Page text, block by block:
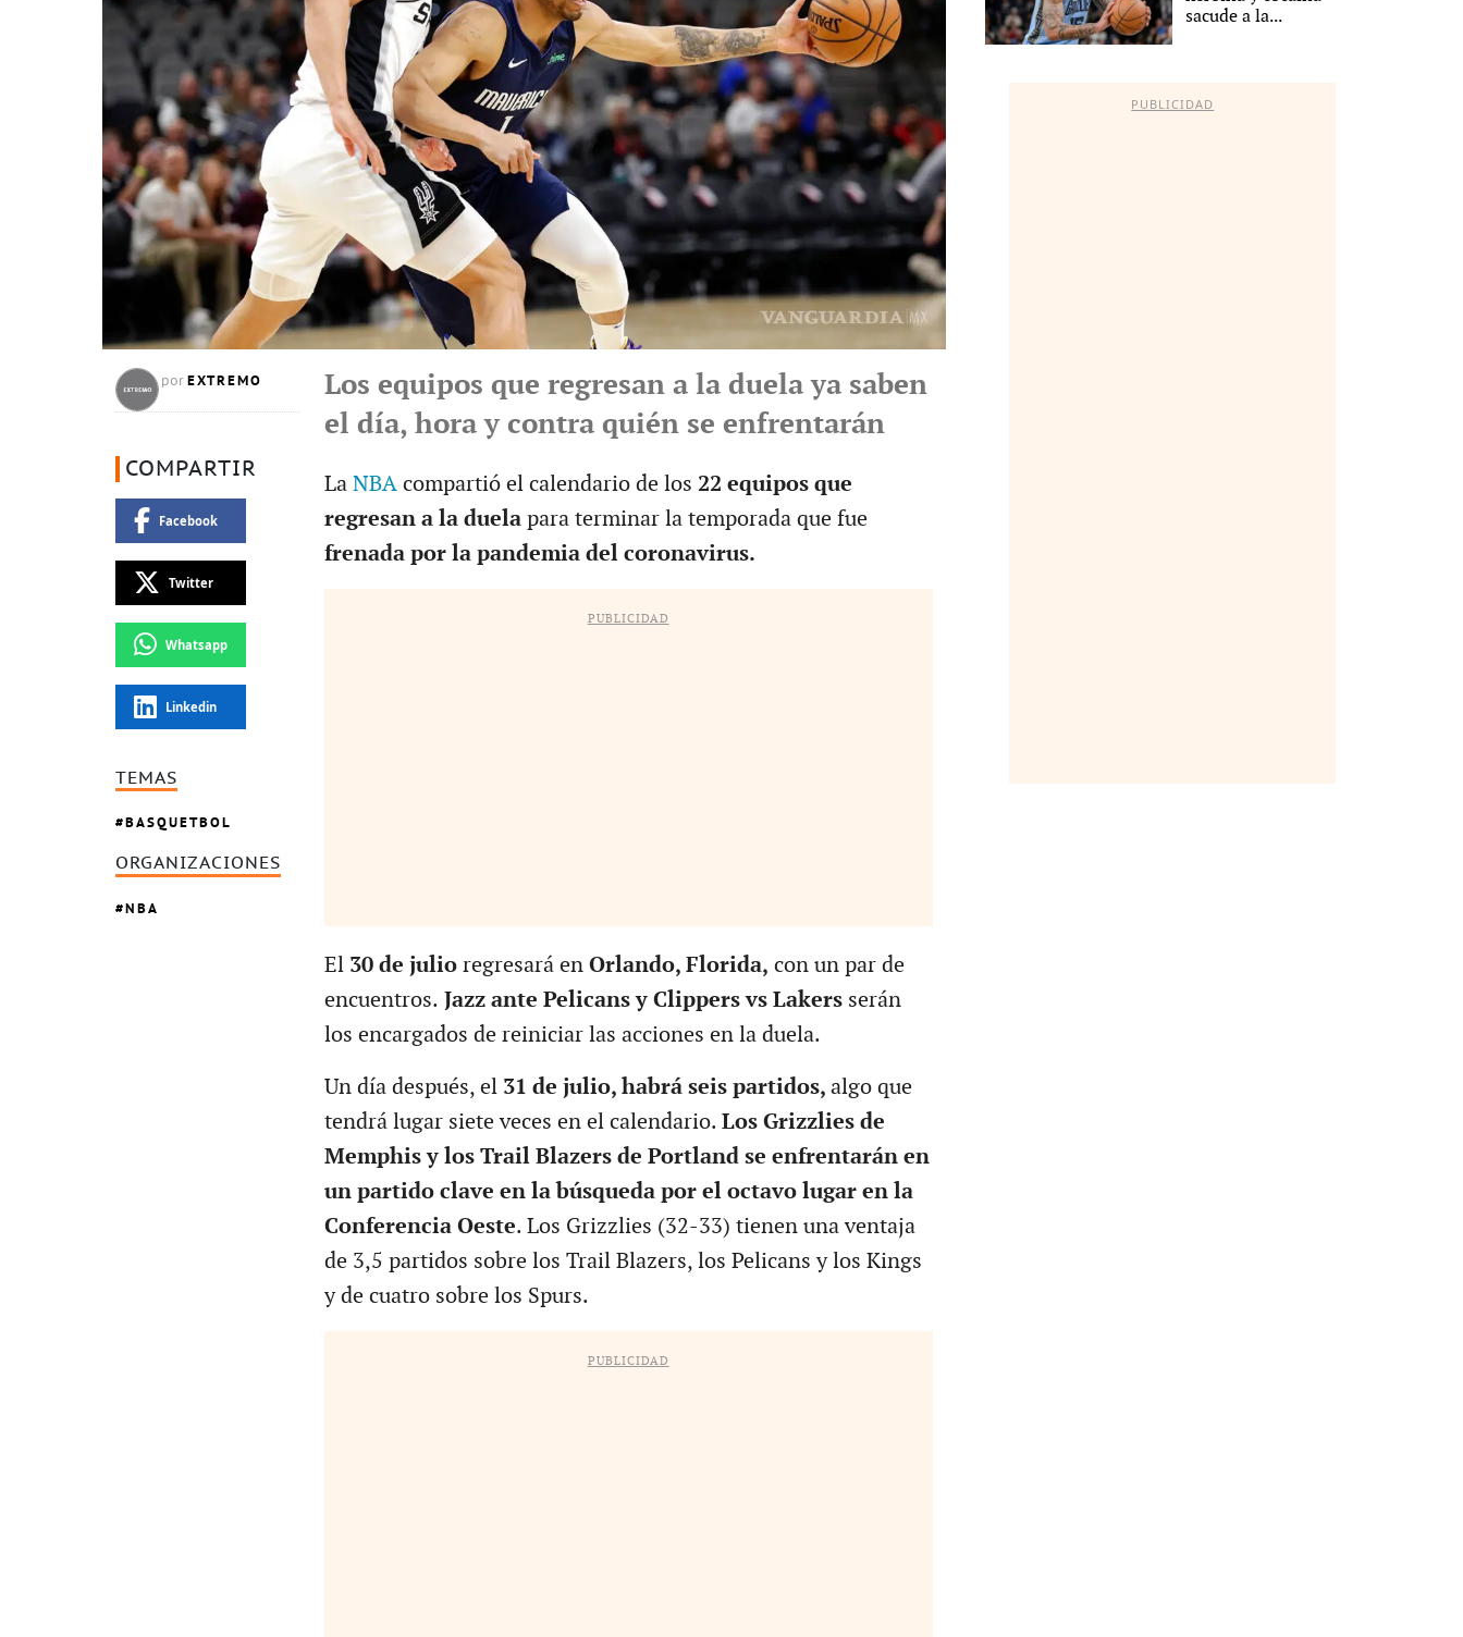
por EXTREMO
COMPARTIR
Facebook
Twitter
Whatsapp
Linkedin
TEMAS
BASQUETBOL
ORGANIZACIONES
NBA
Los equipos que regresan a la duela ya saben
el día, hora y contra quién se enfrentarán
LaNBAcompartió el calendario de los 22 equipos que
regresan a la duelapara terminar la temporada que fue
frenada por la pandemia del coronavirus.
PUBLICIDAD
El 30 de julio regresará enOrlando, Florida, con un par de
encuentros. Jazz ante Pelicans y Clippers vs Lakers serán
los encargados de reiniciar las acciones en la duela.
Un día después, el 31 de julio, habrá seis partidos, algo que
tendrá lugar siete veces en el calendario. Los Grizzlies de
Memphis y los Trail Blazers de Portland se enfrentarán en
un partido clave en la búsqueda por el octavo lugar en la
Conferencia Oeste. Los Grizzlies (32-33) tienen una ventaja
de 3,5 partidos sobre los Trail Blazers, los Pelicans y los Kings
y de cuatro sobre los Spurs.
PUBLICIDAD
sacude a la...
PUBLICIDAD